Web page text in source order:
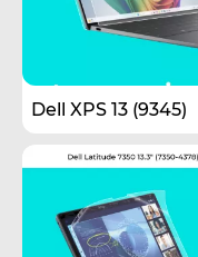
Dell XPS 13 (9345)